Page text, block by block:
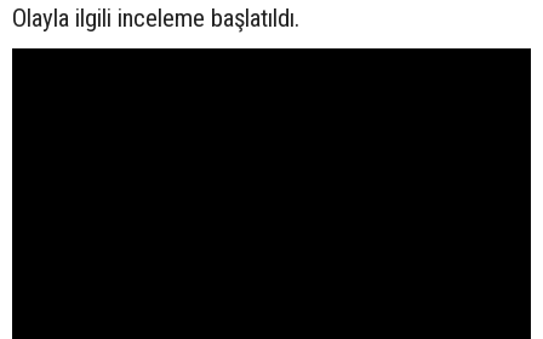
Olayla ilgili inceleme başlatıldı.